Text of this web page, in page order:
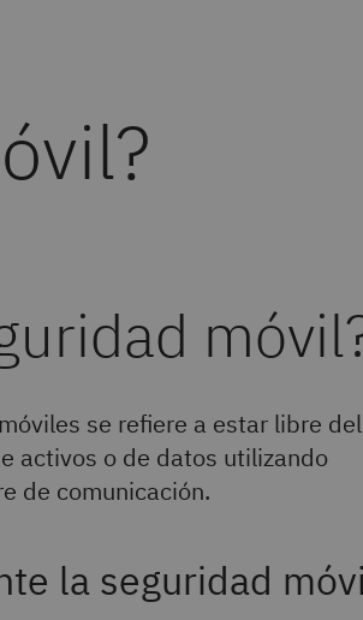
se refiere a estar libre del
activos o de datos utilizando
de comunicación.
la seguridad